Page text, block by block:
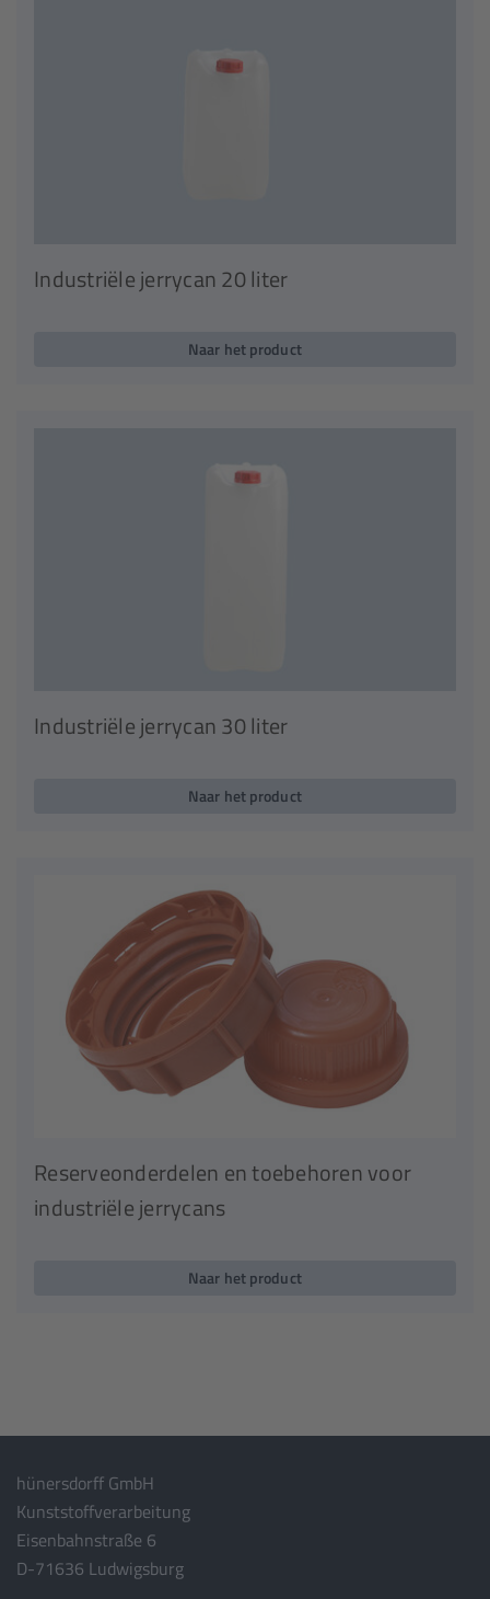
Industriële jerrycan 20 liter
Naar het product
Industriële jerrycan 30 liter
Naar het product
Reserveonderdelen en toebehoren voor
industriële jerrycans
Naar het product
hünersdorff GmbH
Kunststoffverarbeitung
Eisenbahnstraße 6
D-71636 Ludwigsburg